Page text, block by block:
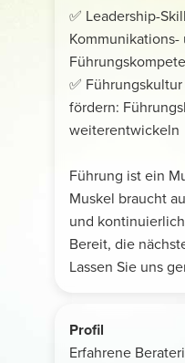
✅ Leadership-
Kommunikations-
✅
fördern:
weiterentwickeln
Führung ist ein
Muskel braucht
und
Bereit, die
Lassen Sie uns
Profil
Erfahrene